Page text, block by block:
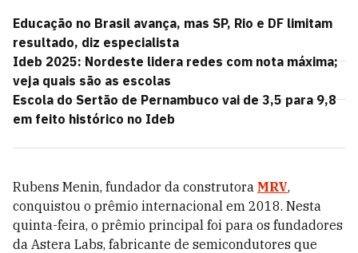
Educação no Brasil avança, mas SP, Rio e DF limitam
resultado, diz especialista
Ideb 2025: Nordeste lidera redes com nota máxima;
veja quais são as escolas
Escola do Sertão de Pernambuco vai de 3,5 para 9,8
em feito histórico no Ideb
Rubens Menin, fundador da construtora MRV,
conquistou o prêmio internacional em 2018. Nesta
quinta-feira, o prêmio principal foi para os fundadores
da Astera Labs, fabricante de semicondutores que